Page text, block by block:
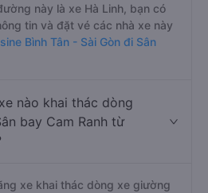
này là xe Hà Linh, bạn có
tin và đặt vé các nhà xe này
Bình Tân - Sài Gòn đi Sân
nào khai thác dòng
bay Cam Ranh từ
xe khai thác dòng xe giường